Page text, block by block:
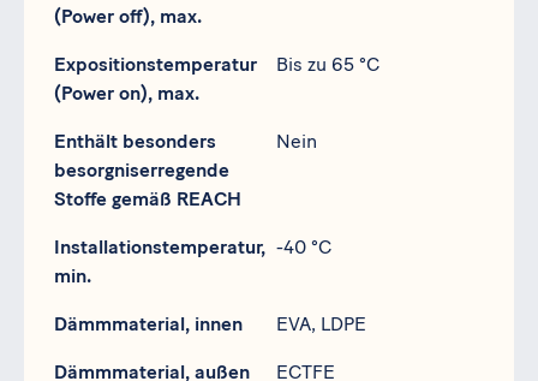
(Power off), max.
Expositionstemperatur
(Power on), max.
Bis zu 65 °C
Enthält besonders
besorgniserregende
Stoffe gemäß REACH
Nein
Installationstemperatur,
min.
-40 °C
Dämmmaterial, innen EVA, LDPE
Dämmmaterial, außen ECTFE